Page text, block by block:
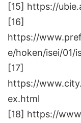
[15] https://
[16]
https://
e/hoken/isei/01/
[17]
https://
ex.html
[18] https://